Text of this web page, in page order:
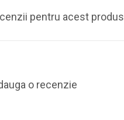
pentru acest produs
o recenzie